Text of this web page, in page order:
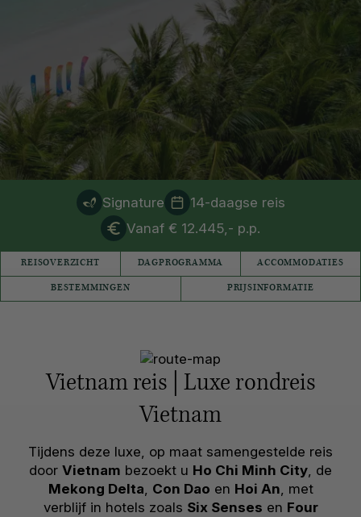
Signature
14-daagse reis
Vanaf € 12.445,- p.p.
REISOVERZICHT DAGPROGRAMMA ACCOMMODATIES
BESTEMMINGEN PRIJSINFORMATIE
Vietnam reis | Luxe rondreis
Vietnam
Tijdens deze luxe, op maat samengestelde reis
door Vietnam bezoekt u Ho Chi Minh City, de
Mekong Delta, Con Dao en Hoi An, met
verblijf in hotels zoals Six Senses en Four